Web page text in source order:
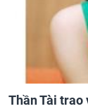
Thần Tài trao